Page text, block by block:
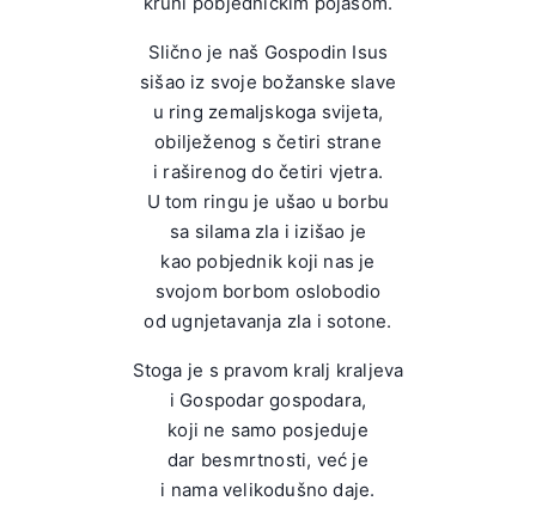
Slično je naš Gospodin Isus
sišao iz svoje božanske slave
u ring zemaljskoga svijeta,
obilježenog s četiri strane
i raširenog do četiri vjetra.
U tom ringu je ušao u borbu
sa silama zla i izišao je
kao pobjednik koji nas je
svojom borbom oslobodio
od ugnjetavanja zla i sotone.
Stoga je s pravom kralj kraljeva
i Gospodar gospodara,
koji ne samo posjeduje
dar besmrtnosti, već je
i nama velikodušno daje.